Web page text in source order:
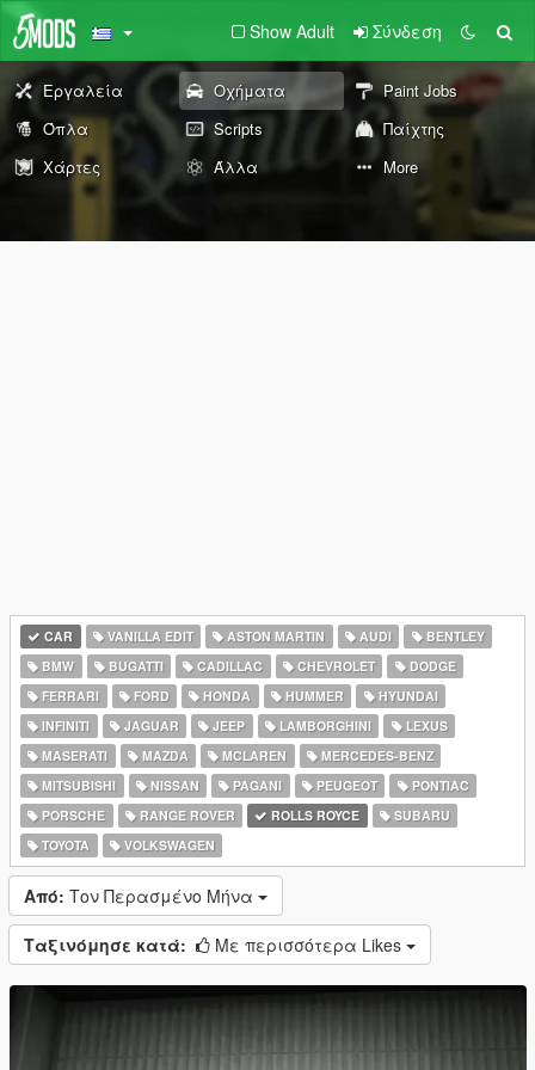
Show Adult Σύνδεση
Εργαλεία Οχήματα
Paint Jobs
Όπλα
Scripts
Παίχτης
Χάρτες
Άλλα More
CAR VANILLA EDIT ASTON MARTIN AUDI
BENTLEY
BMW
BUGATTI CADILLAC CHEVROLET
DODGE
FERRARI
FORD HONDA HUMMER
HYUNDAI
INFINITI
JAGUAR JEEP LAMBORGHINI
LEXUS
MASERATI
MAZDA MCLAREN
MERCEDES-BENZ
MITSUBISHI
NISSAN PAGANI PEUGEOT
PONTIAC
PORSCHE
RANGE ROVER ROLLS ROYCE
SUBARU
TOYOTA
VOLKSWAGEN
Από: Τον Περασμένο Μήνα
Ταξινόμησε κατά: Με περισσότερα Likes